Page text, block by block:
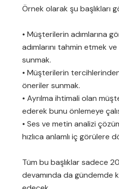
Örnek olarak şu başlıkları
• Müşterilerin adımlarına
adımlarını tahmin etmek
sunmak.
• Müşterilerin
öneriler sunmak.
• Ayrılma ihtimali olan
ederek bunu önlemeye
• Ses ve metin analizi
hızlıca anlamlı iç görülere
Tüm bu başlıklar sadece
devamında da gündemde